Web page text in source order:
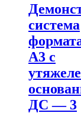
система
А3 с
ДС — 3